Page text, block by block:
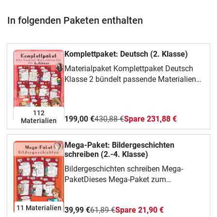
In folgenden Paketen enthalten
112
Materialien
Komplettpaket: Deutsch (2. Klasse)
Materialpaket Komplettpaket Deutsch
Klasse 2 bündelt passende Materialien
oder deiner Unterrichtsphase passt. Das
steckt im MaterialIm Mittelpunkt stehen
Lesen, Schreiben, Anlaute und
Buchstaben. Das Paket eignet sich
besonders für Deutschunterricht,
Lesetraining, Schreibzeit und Freiarbeit
und gibt dir mehrere Bausteine für
Organisieren. Struktur und ZielDie
199,00 €430,88 €Spare 231,88 €
11 Materialien
Mega-Paket: Bildergeschichten
schreiben (2.-4. Klasse)
Bildergeschichten schreiben Mega-
PaketDieses Mega-Paket zum
Deutschunterricht und ein passendes
39,99 €61,89 €Spare 21,90 €